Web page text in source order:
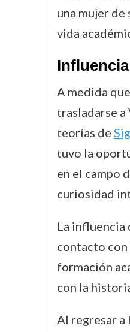
una mujer
vida
A medida
trasladarse
teorías de
tuvo la
en el campo
curiosidad
La influencia
contacto con
formación
con la
Al regresar a